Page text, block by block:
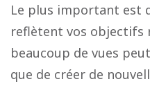
Le plus important est
reflètent vos objectifs
beaucoup de vues
que de créer de